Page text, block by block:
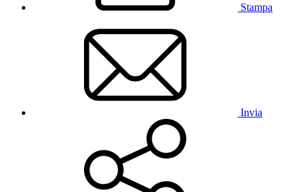
Stampa
Invia